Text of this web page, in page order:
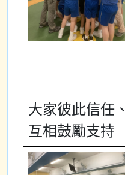
大家彼此信任、
互相鼓勵支持